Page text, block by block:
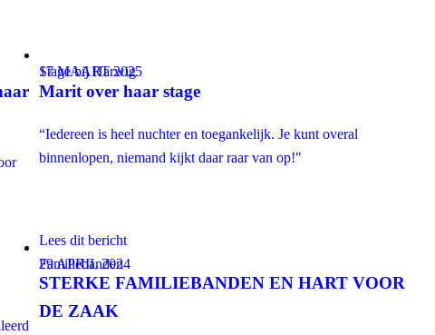
Stage bij Harwig
17 MAART 2025
Marit over haar stage
“Iedereen is heel nuchter en toegankelijk. Je kunt overal
binnenlopen, niemand kijkt daar raar van op!"
Lees dit bericht
Familiebanden
29 APRIL 2024
STERKE FAMILIEBANDEN EN HART VOOR
DE ZAAK